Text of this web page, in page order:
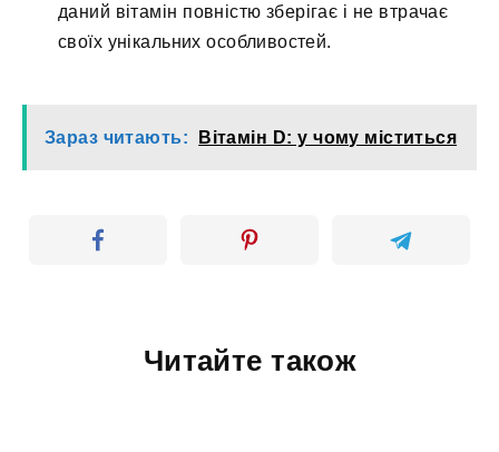
даний вітамін повністю зберігає і не втрачає
своїх унікальних особливостей.
Зараз читають: Вітамін D: у чому міститься
Читайте також